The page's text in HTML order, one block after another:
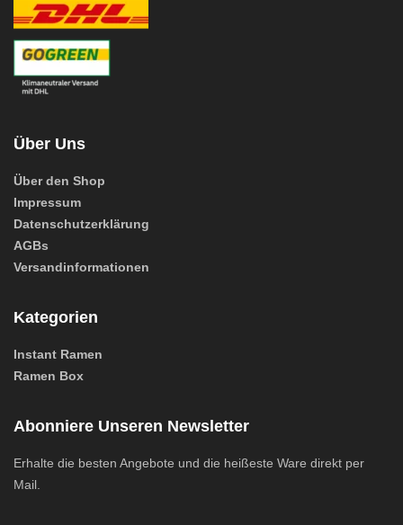
Über Uns
Über den Shop
Impressum
Datenschutzerklärung
AGBs
Versandinformationen
Kategorien
Instant Ramen
Ramen Box
Abonniere Unseren Newsletter
Erhalte die besten Angebote und die heißeste Ware direkt per
Mail.